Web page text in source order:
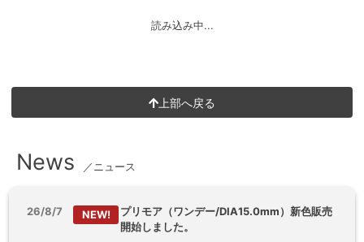
読み込み中...
上部へ戻る
News ／ニュース
26/8/7 NEW!
プリモア（ワンデー/DIA15.0mm）新色販売
開始しました。